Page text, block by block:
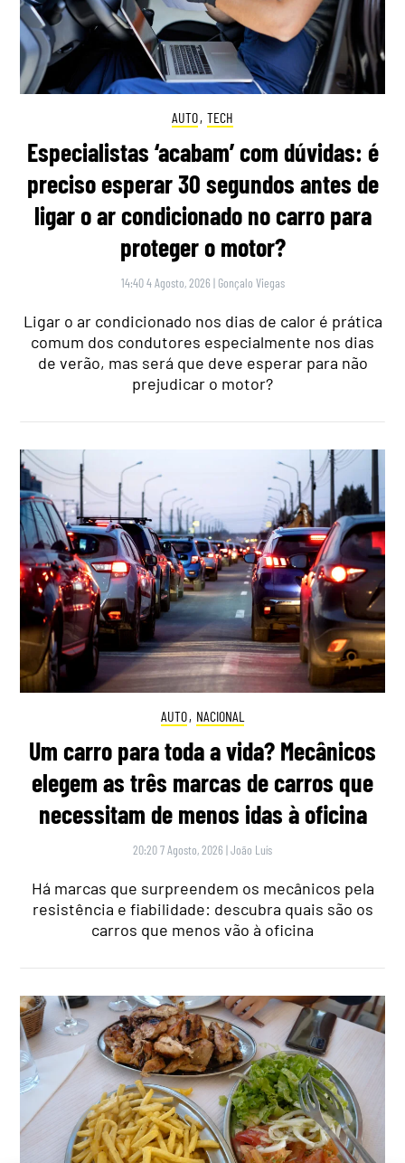
AUTO, TECH
Especialistas ‘acabam’ com dúvidas: é
preciso esperar 30 segundos antes de
ligar o ar condicionado no carro para
proteger o motor?
14:40 4 Agosto, 2026 | Gonçalo Viegas
Ligar o ar condicionado nos dias de calor é prática
comum dos condutores especialmente nos dias
de verão, mas será que deve esperar para não
prejudicar o motor?
AUTO, NACIONAL
Um carro para toda a vida? Mecânicos
elegem as três marcas de carros que
necessitam de menos idas à oficina
20:20 7 Agosto, 2026 |João Luís
Há marcas que surpreendem os mecânicos pela
resistência e fiabilidade: descubra quais são os
carros que menos vão à oficina